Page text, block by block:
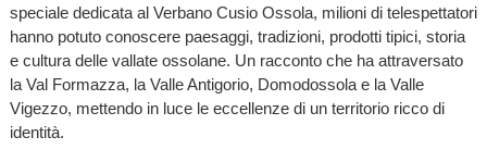
speciale dedicata al Verbano Cusio Ossola, milioni di telespettatori
hanno potuto conoscere paesaggi, tradizioni, prodotti tipici, storia
e cultura delle vallate ossolane. Un racconto che ha attraversato
la Val Formazza, la Valle Antigorio, Domodossola e la Valle
Vigezzo, mettendo in luce le eccellenze di un territorio ricco di
identità.